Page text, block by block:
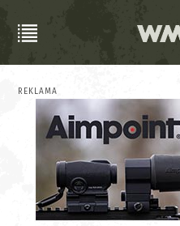
REKLAMA